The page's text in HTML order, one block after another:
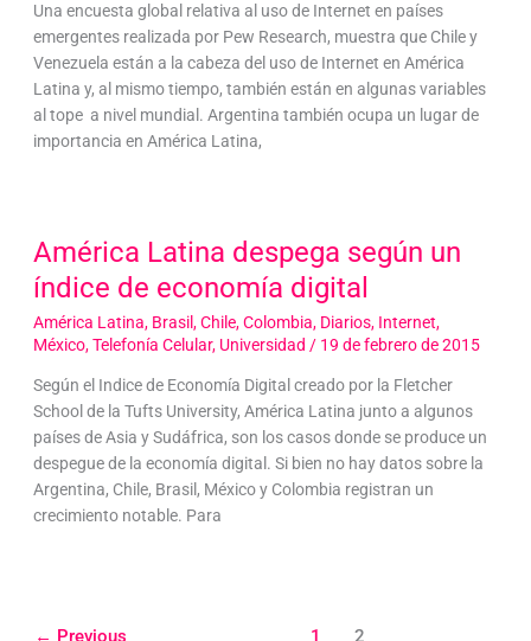
Una encuesta global relativa al uso de Internet en países
emergentes realizada por Pew Research, muestra que Chile y
Venezuela están a la cabeza del uso de Internet en América
Latina y, al mismo tiempo, también están en algunas variables
al tope a nivel mundial. Argentina también ocupa un lugar de
importancia en América Latina,
América Latina despega según un
índice de economía digital
América Latina, Brasil,Chile,Colombia, Diarios, Internet,
México,Telefonía Celular, Universidad / 19 de febrero de 2015
Según el Indice de Economía Digital creado por la Fletcher
School de la Tufts University, América Latina junto a algunos
países de Asia y Sudáfrica, son los casos donde se produce un
despegue de la economía digital. Si bien no hay datos sobre la
Argentina, Chile, Brasil, México y Colombia registran un
crecimiento notable. Para
← Previous 1 2